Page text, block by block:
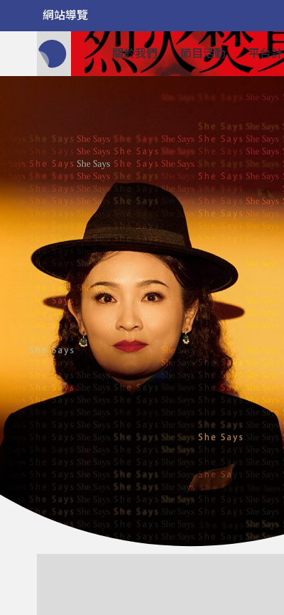
網站導覽
關於我們 節目活動 平台
全網站搜尋節目、活動、影音文章
節：瓦
孤身》
代越發難以指認，當我們或
，《孤身》提供的不是答
社
此刻、曾經與如果當時
表演與節慶
2026臺北藝術節：瓦吉．穆阿
電影特映《烈火焚身》